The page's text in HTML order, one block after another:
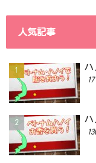
人気記事
ハ
ハ